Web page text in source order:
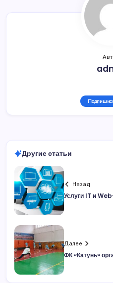
Другие статьи
Назад
Услуги IT и
Далее
ФК «Катунь»